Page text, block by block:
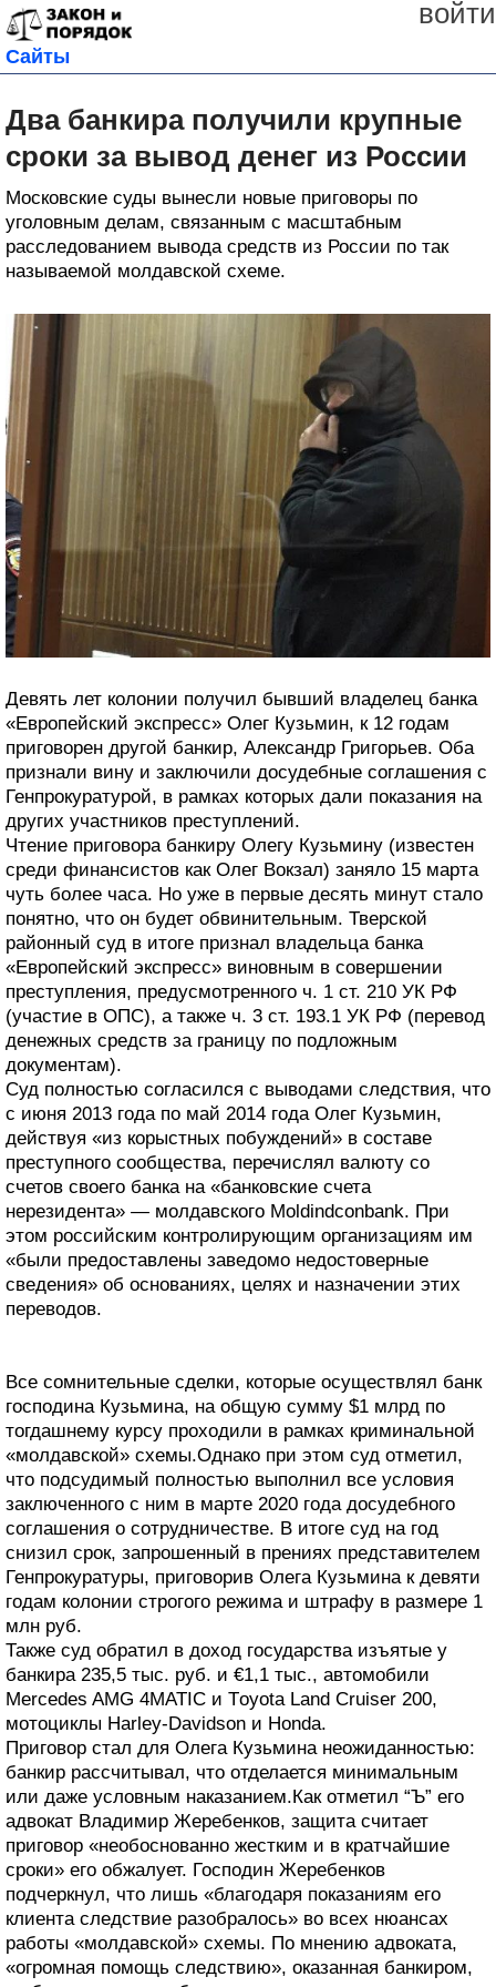
войти
Сайты
Два банкира получили крупные
сроки за вывод денег из России
Московские суды вынесли новые приговоры по
уголовным делам, связанным с масштабным
расследованием вывода средств из России по так
называемой молдавской схеме.
Девять лет колонии получил бывший владелец банка
«Европейский экспресс» Олег Кузьмин, к 12 годам
приговорен другой банкир, Александр Григорьев. Оба
признали вину и заключили досудебные соглашения с
Генпрокуратурой, в рамках которых дали показания на
других участников преступлений.
Чтение приговора банкиру Олегу Кузьмину (известен
среди финансистов как Олег Вокзал) заняло 15 марта
чуть более часа. Но уже в первые десять минут стало
понятно, что он будет обвинительным. Тверской
районный суд в итоге признал владельца банка
«Европейский экспресс» виновным в совершении
преступления, предусмотренного ч. 1 ст. 210 УК РФ
(участие в ОПС), а также ч. 3 ст. 193.1 УК РФ (перевод
денежных средств за границу по подложным
документам).
Суд полностью согласился с выводами следствия, что
с июня 2013 года по май 2014 года Олег Кузьмин,
действуя «из корыстных побуждений» в составе
преступного сообщества, перечислял валюту со
счетов своего банка на «банковские счета
нерезидента» — молдавского Моldindconbank. При
этом российским контролирующим организациям им
«были предоставлены заведомо недостоверные
сведения» об основаниях, целях и назначении этих
переводов.
Все сомнительные сделки, которые осуществлял банк
господина Кузьмина, на общую сумму $1 млрд по
тогдашнему курсу проходили в рамках криминальной
«молдавской» схемы.Однако при этом суд отметил,
что подсудимый полностью выполнил все условия
заключенного с ним в марте 2020 года досудебного
соглашения о сотрудничестве. В итоге суд на год
снизил срок, запрошенный в прениях представителем
Генпрокуратуры, приговорив Олега Кузьмина к девяти
годам колонии строгого режима и штрафу в размере 1
млн руб.
Также суд обратил в доход государства изъятые у
банкира 235,5 тыс. руб. и €1,1 тыс., автомобили
Mercedes AMG 4MATIC и Тoyota Land Cruiser 200,
мотоциклы Harley-Davidson и Honda.
Приговор стал для Олега Кузьмина неожиданностью:
банкир рассчитывал, что отделается минимальным
или даже условным наказанием.Как отметил “Ъ” его
адвокат Владимир Жеребенков, защита считает
приговор «необоснованно жестким и в кратчайшие
сроки» его обжалует. Господин Жеребенков
подчеркнул, что лишь «благодаря показаниям его
клиента следствие разобралось» во всех нюансах
работы «молдавской» схемы. По мнению адвоката,
«огромная помощь следствию», оказанная банкиром,